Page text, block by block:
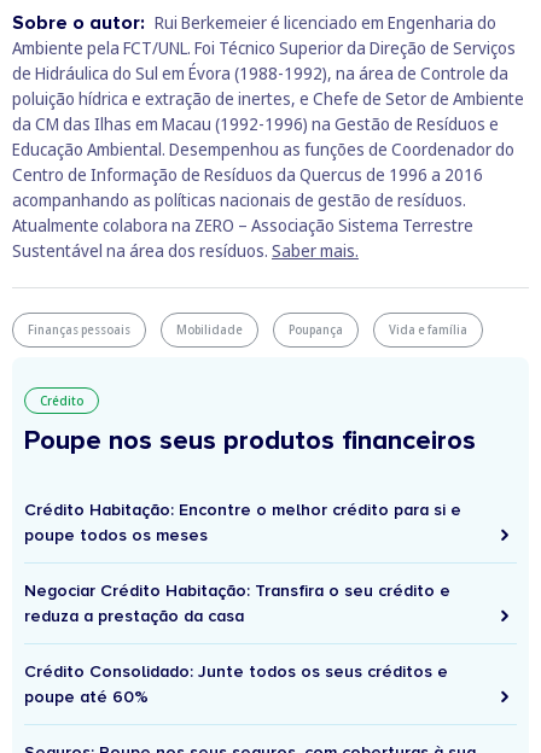
Sobre o autor: Rui Berkemeier é licenciado em Engenharia do
Ambiente pela FCT/UNL. Foi Técnico Superior da Direção de Serviços
de Hidráulica do Sul em Évora (1988-1992), na área de Controle da
poluição hídrica e extração de inertes, e Chefe de Setor de Ambiente
da CM das Ilhas em Macau (1992-1996) na Gestão de Resíduos e
Educação Ambiental. Desempenhou as funções de Coordenador do
Centro de Informação de Resíduos da Quercus de 1996 a 2016
acompanhando as políticas nacionais de gestão de resíduos.
Atualmente colabora na ZERO – Associação Sistema Terrestre
Sustentável na área dos resíduos. Saber mais.
Finanças pessoais Mobilidade Poupança Vida e família
Crédito
Poupe nos seus produtos financeiros
Crédito Habitação: Encontre o melhor crédito para si e
poupe todos os meses
Negociar Crédito Habitação: Transfira o seu crédito e
reduza a prestação da casa
Crédito Consolidado: Junte todos os seus créditos e
poupe até 60%